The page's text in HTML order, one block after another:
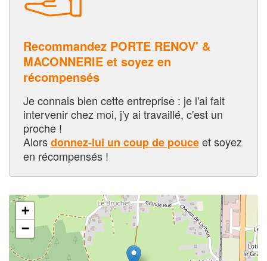
Recommandez PORTE RENOV' &
MACONNERIE et soyez en
récompensés
Je connais bien cette entreprise : je l'ai fait
intervenir chez moi, j'y ai travaillé, c'est un
proche !
Alorsdonnez-lui un coup de pouceet soyez
en récompensés !
+
−
✕